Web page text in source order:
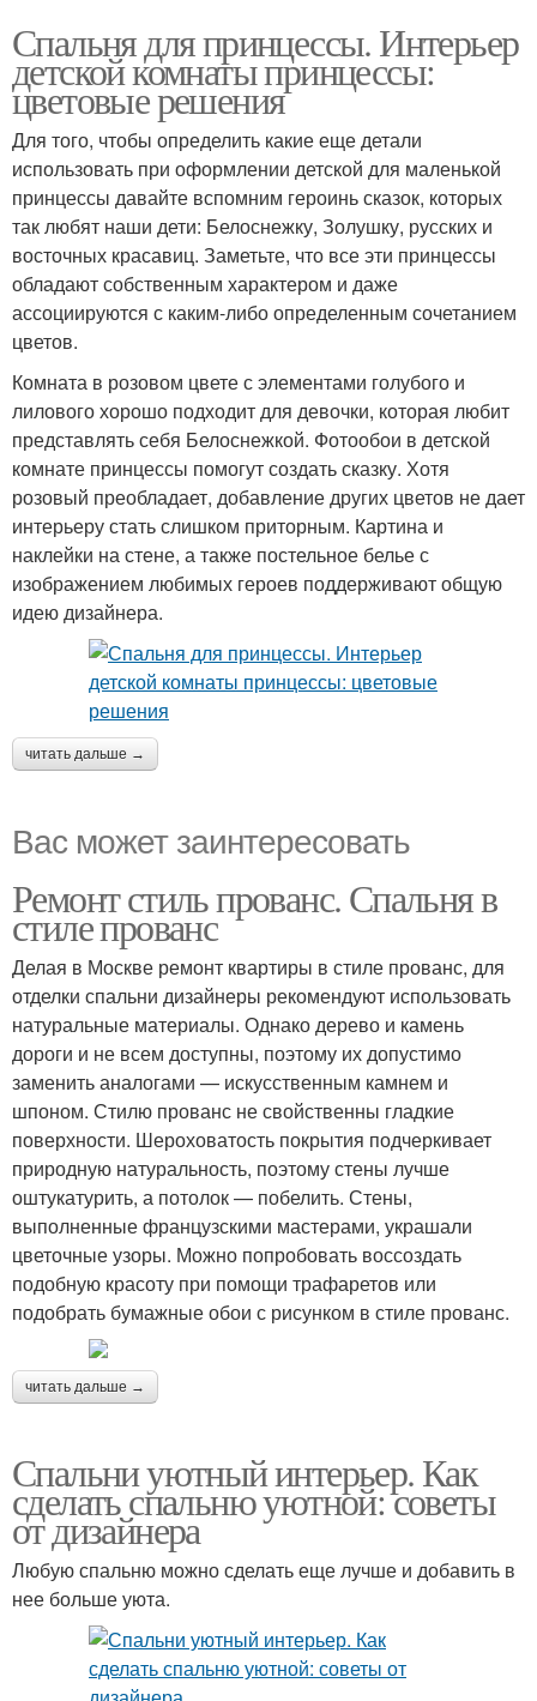
Спальня для принцессы. Интерьер
детской комнаты принцессы:
цветовые решения
Для того, чтобы определить какие еще детали
использовать при оформлении детской для маленькой
принцессы давайте вспомним героинь сказок, которых
так любят наши дети: Белоснежку, Золушку, русских и
восточных красавиц. Заметьте, что все эти принцессы
обладают собственным характером и даже
ассоциируются с каким-либо определенным сочетанием
цветов.
Комната в розовом цвете с элементами голубого и
лилового хорошо подходит для девочки, которая любит
представлять себя Белоснежкой. Фотообои в детской
комнате принцессы помогут создать сказку. Хотя
розовый преобладает, добавление других цветов не дает
интерьеру стать слишком приторным. Картина и
наклейки на стене, а также постельное белье с
изображением любимых героев поддерживают общую
идею дизайнера.
читать дальше →
Вас может заинтересовать
Ремонт стиль прованс. Спальня в
стиле прованс
Делая в Москве ремонт квартиры в стиле прованс, для
отделки спальни дизайнеры рекомендуют использовать
натуральные материалы. Однако дерево и камень
дороги и не всем доступны, поэтому их допустимо
заменить аналогами — искусственным камнем и
шпоном. Стилю прованс не свойственны гладкие
поверхности. Шероховатость покрытия подчеркивает
природную натуральность, поэтому стены лучше
оштукатурить, а потолок — побелить. Стены,
выполненные французскими мастерами, украшали
цветочные узоры. Можно попробовать воссоздать
подобную красоту при помощи трафаретов или
подобрать бумажные обои с рисунком в стиле прованс.
читать дальше →
Спальни уютный интерьер. Как
сделать спальню уютной: советы
от дизайнера
Любую спальню можно сделать еще лучше и добавить в
нее больше уюта.